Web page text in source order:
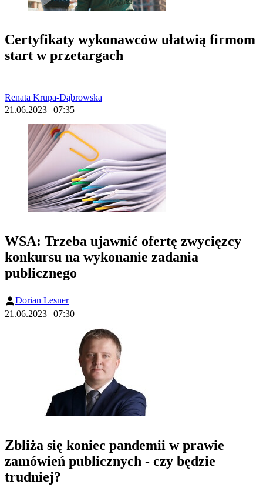
Certyfikaty wykonawców ułatwią firmom
start w przetargach
Renata Krupa-Dąbrowska
21.06.2023 | 07:35
WSA: Trzeba ujawnić ofertę zwycięzcy
konkursu na wykonanie zadania
publicznego
Dorian Lesner
21.06.2023 | 07:30
Zbliża się koniec pandemii w prawie
zamówień publicznych - czy będzie
trudniej?